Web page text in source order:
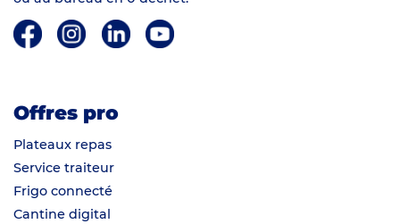
Offres pro
Plateaux repas
Service traiteur
Frigo connecté
Cantine digital